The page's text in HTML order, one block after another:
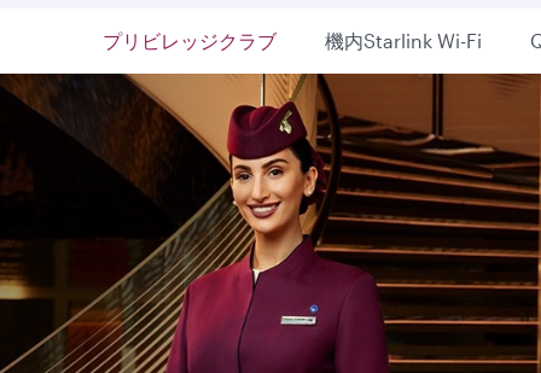
プリビレッジクラブ 機内Starlink Wi-Fi